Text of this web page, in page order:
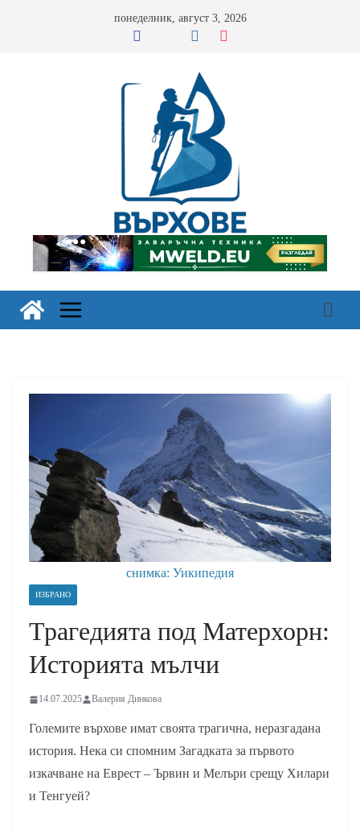
понеделник, август 3, 2026
снимка: Уикипедия
ИЗБРАНО
Трагедията под Матерхорн:
Историята мълчи
14.07.2025 Валерия Динкова
Големите върхове имат своята трагична, неразгадана
история. Нека си спомним Загадката за първото
изкачване на Еврест – Ървин и Мелъри срещу Хилари
и Тенгуей?